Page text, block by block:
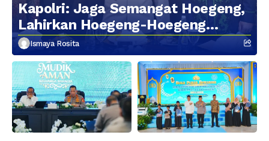
Kapolri: Jaga Semangat Hoegeng,
Lahirkan Hoegeng-Hoegeng
Berikutnya
Ismaya Rosita